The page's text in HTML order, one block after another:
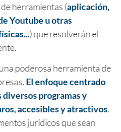
herramientas (aplicación,
Youtube u otras
) que resolverán el
poderosa herramienta de
El enfoque centrado
diversos programas y
accesibles y atractivos.
jurídicos que sean